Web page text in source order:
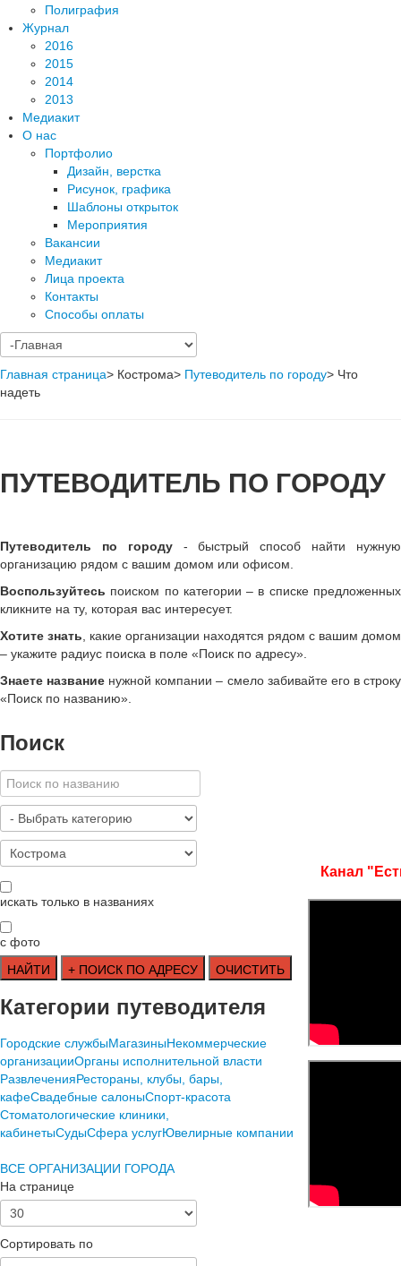
Полиграфия
Журнал
2016
2015
2014
2013
Медиакит
О нас
Портфолио
Дизайн, верстка
Рисунок, графика
Шаблоны открыток
Мероприятия
Вакансии
Медиакит
Лица проекта
Контакты
Способы оплаты
Главная страница> Кострома> Путеводитель по городу> Что
надеть
ПУТЕВОДИТЕЛЬ ПО ГОРОДУ
Путеводитель по городу- быстрый способ найти нужную
организацию рядом с вашим домом или офисом.
Воспользуйтесь поиском по категории – в списке предложенных
кликните на ту, которая вас интересует.
Хотите знать , какие организации находятся рядом с вашим домом
– укажите радиус поиска в поле «Поиск по адресу».
Знаете название нужной компании – смело забивайте его в строку
«Поиск по названию»
Поиск
искать только в названиях
с фото
Категории путеводителя
Городские службыМагазиныНекоммерческие
организацииОрганы исполнительной власти
РазвлеченияРестораны, клубы, бары,
кафеСвадебные салоныСпорт-красота
Стоматологические клиники,
кабинетыСудыСфера услугЮвелирные компании
ВСЕ ОРГАНИЗАЦИИ ГОРОДА
На странице
Сортировать по
Канал